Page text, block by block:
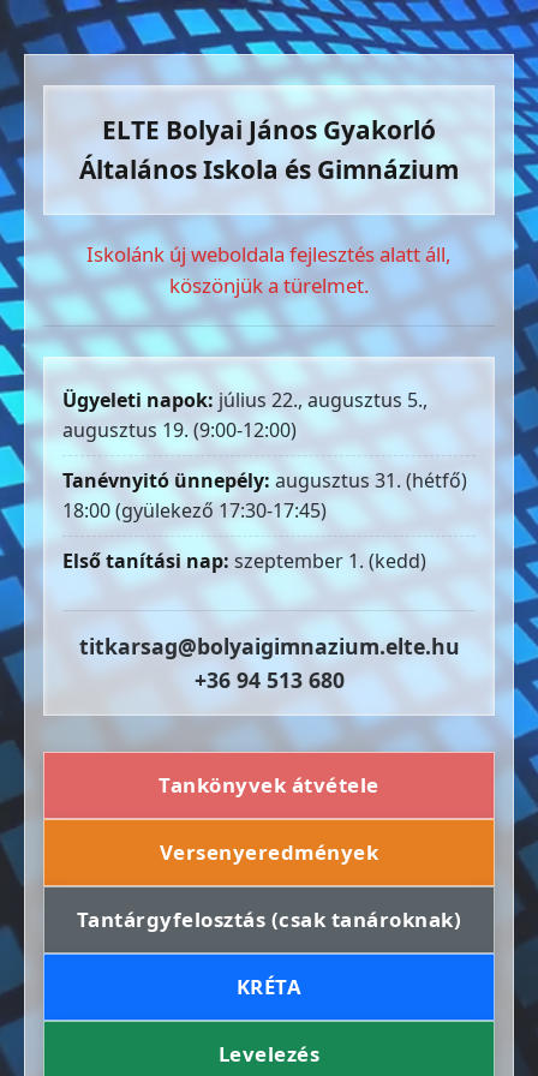
ELTE Bolyai János Gyakorló
Általános Iskola és Gimnázium
Iskolánk új weboldala fejlesztés alatt áll,
köszönjük a türelmet.
Ügyeleti napok: július 22., augusztus 5.,
augusztus 19. (9:00-12:00)
Tanévnyitó ünnepély: augusztus 31. (hétfő)
18:00 (gyülekező 17:30-17:45)
Első tanítási nap: szeptember 1. (kedd)
titkarsag@bolyaigimnazium.elte.hu
+36 94 513 680
Tankönyvek átvétele
Versenyeredmények
Tantárgyfelosztás (csak tanároknak)
KRÉTA
Levelezés